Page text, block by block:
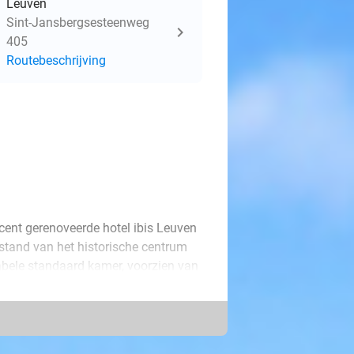
Leuven
Sint-Jansbergsesteenweg
405
Routebeschrijving
gerenoveerde hotel ibis Leuven
van het historische centrum
standaard kamer, voorzien van
voldoende opbergruimte, een ruim
je eventueel van een